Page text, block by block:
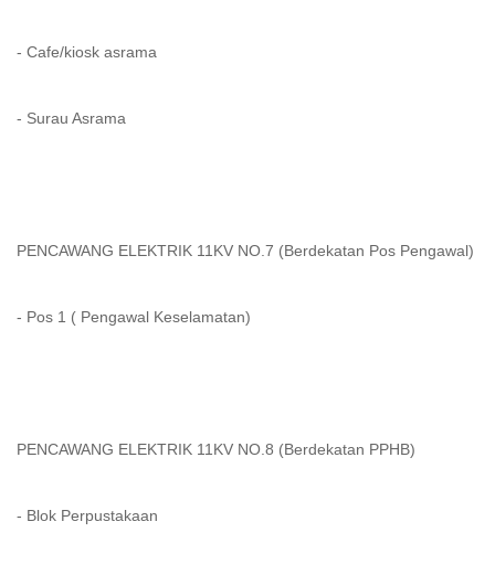
- Cafe/kiosk asrama
- Surau Asrama
PENCAWANG ELEKTRIK 11KV NO.7 (Berdekatan Pos Pengawal)
- Pos 1 ( Pengawal Keselamatan)
PENCAWANG ELEKTRIK 11KV NO.8 (Berdekatan PPHB)
- Blok Perpustakaan